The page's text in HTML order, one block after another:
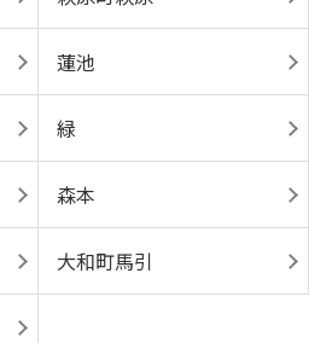
蓮池
緑
森本
大和町馬引